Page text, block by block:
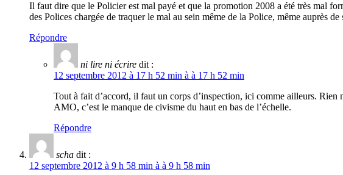
Il faut dire que le Policier est mal payé et que la promotion 2008 a été très mal
des Polices chargée de traquer le mal au sein même de la Police, même auprès
Répondre
ni lire ni écrire dit :
12 septembre 2012 à 17 h 52 min à à 17 h 52 min
Tout à fait d’accord, il faut un corps d’inspection, ici comme ailleurs. Rien
AMO, c’est le manque de civisme du haut en bas de l’échelle.
Répondre
scha dit :
12 septembre 2012 à 9 h 58 min à à 9 h 58 min